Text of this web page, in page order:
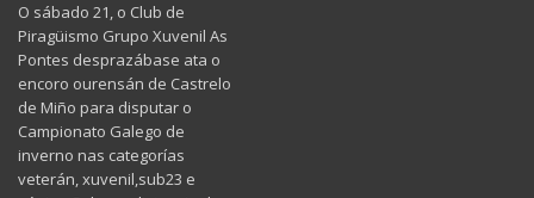
O sábado 21, o Club de
Piragüismo Grupo Xuvenil As
Pontes desprazábase ata o
encoro ourensán de Castrelo
de Miño para disputar o
Campionato Galego de
inverno nas categorías
veterán, xuvenil,sub23 e